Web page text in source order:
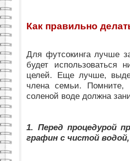
Как правильно
Для футсокинга лучше
будет
использоваться
целей. Еще лучше,
члена семьи.
Помните,
соленой воде должна
1. Перед процедурой
графин с чистой